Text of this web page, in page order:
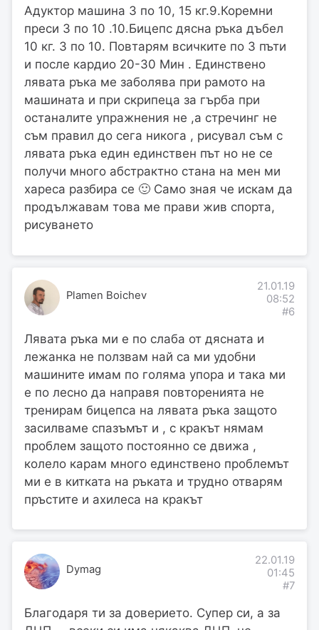
Адуктор машина 3 по 10, 15 кг.9.Коремни
преси 3 по 10 .10.Бицепс дясна ръка дъбел
10 кг. 3 по 10. Повтарям всичките по 3 пъти
и после кардио 20-30 Мин . Единствено
лявата ръка ме заболява при рамото на
машината и при скрипеца за гърба при
останалите упражнения не ,а стречинг не
съм правил до сега никога , рисувал съм с
лявата ръка един единствен път но не се
получи много абстрактно стана на мен ми
хареса разбира се 🙂 Само зная че искам да
продължавам това ме прави жив спорта,
рисуването
Plamen Boichev
21.01.19
08:52
#6
Лявата ръка ми е по слаба от дясната и
лежанка не ползвам най са ми удобни
машините имам по голяма упора и така ми
е по лесно да направя повторенията не
тренирам бицепса на лявата ръка защото
засилваме спазъмът и , с кракът нямам
проблем защото постоянно се движа ,
колело карам много единствено проблемът
ми е в китката на ръката и трудно отварям
пръстите и ахилеса на кракът
Dymag
22.01.19
01:45
#7
Благодаря ти за доверието. Супер си, а за